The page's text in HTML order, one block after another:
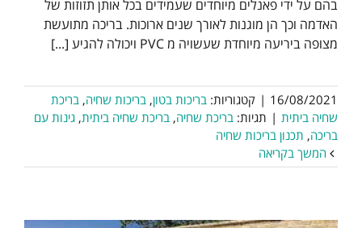
בהם על ידי פאנלים מיוחדים שעמידים בכל אותן תזוזות של
האדמה וכך הן מוגנות לאורך שנים ארוכות. בריכה מתועשת
מצופה ביריעה מיוחדת שעשויה מ PVC ויכולה להגיע [...]
16/08/2021
| קטגוריות: בריכות בטון, בריכות שחיה, בריכת
שחיה ביתית | תגיות: בריכת שחיה, בריכת שחיה ביתית, גינות עם
בריכה, תכנון בריכות שחיה
המשך בקריאה